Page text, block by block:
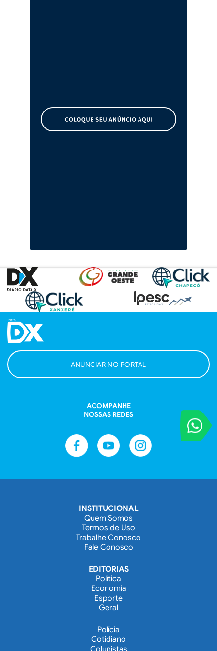
VOCÊ
Entre em
ANUNCIAR NO PORTAL
ACOMPANHE
NOSSAS REDES
INSTITUCIONAL
Quem Somos
Termos de Uso
Trabalhe Conosco
Fale Conosco
EDITORIAS
Política
Economia
Esporte
Geral
Polícia
Cotidiano